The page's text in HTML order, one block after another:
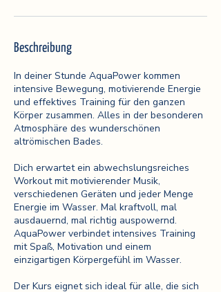
Beschreibung
In deiner Stunde AquaPower kommen
intensive Bewegung, motivierende Energie
und effektives Training für den ganzen
Körper zusammen. Alles in der besonderen
Atmosphäre des wunderschönen
altrömischen Bades.
Dich erwartet ein abwechslungsreiches
Workout mit motivierender Musik,
verschiedenen Geräten und jeder Menge
Energie im Wasser. Mal kraftvoll, mal
ausdauernd, mal richtig auspowernd.
AquaPower verbindet intensives Training
mit Spaß, Motivation und einem
einzigartigen Körpergefühl im Wasser.
Der Kurs eignet sich ideal für alle, die sich